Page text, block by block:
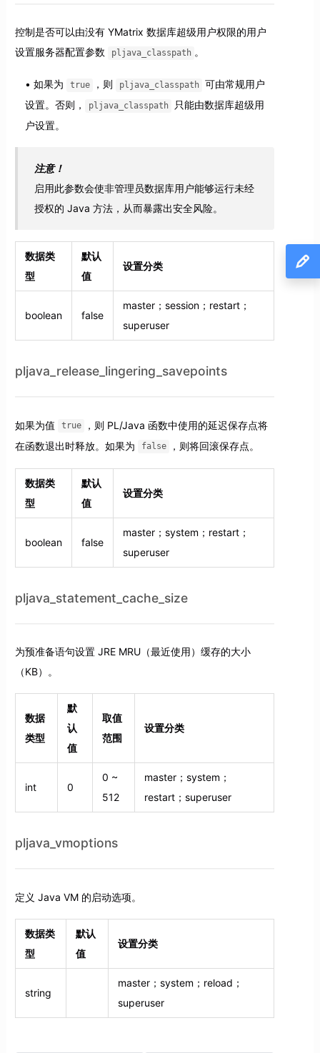
控制是否可以由没有 YMatrix 数据库超级用户权限的用户
设置服务器配置参数
pljava_classpath 。
如果为 true ，则 pljava_classpath 可由常规用户
设置。否则，
pljava_classpath
只能由数据库超级用
户设置。
注意！
启用此参数会使非管理员数据库用户能够运行未经
授权的 Java 方法，从而暴露出安全风险。
数据类
型
默认
值
设置分类
boolean false
master；session；restart；
superuser
pljava_release_lingering_savepoints
如果为值 true
，则 PL/Java 函数中使用的延迟保存点将
在函数退出时释放。如果为
false ，则将回滚保存点。
数据类
型
默认
值
设置分类
boolean false
master；system；restart；
superuser
pljava_statement_cache_size
为预准备语句设置 JRE MRU（最近使用）缓存的大小
（KB）。
数据
类型
默
认
值
取值
范围
设置分类
int 0
0 ~
512
master；system；
restart；superuser
pljava_vmoptions
定义 Java VM 的启动选项。
数据类
型
默认
值
设置分类
string
master；system；reload；
superuser